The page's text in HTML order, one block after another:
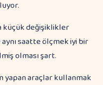
küçük değişiklikler
saatte ölçmek iyi bir
olması şart.
yapan araçlar kullanmak